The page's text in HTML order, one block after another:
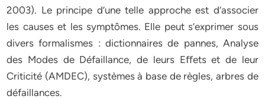
2003). Le principe d’une telle approche est d’associer
les causes et les symptômes. Elle peut s’exprimer sous
divers formalismes : dictionnaires de pannes, Analyse
des Modes de Défaillance, de leurs Eﬀets et de leur
Criticité (AMDEC), systèmes à base de règles, arbres de
défaillances.